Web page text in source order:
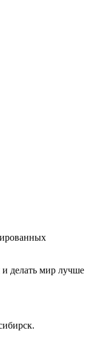
и делать мир лучше